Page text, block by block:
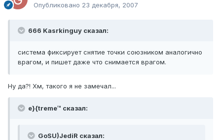
Опубликовано 23 декабря, 2007
666 Kasrkinguy сказал:
система фиксирует снятие точки союзником аналогично
врагом, и пишет даже что снимается врагом.
Ну да?! Хм, такого я не замечал...
e}{treme™ сказал:
GoSU)JediR сказал: